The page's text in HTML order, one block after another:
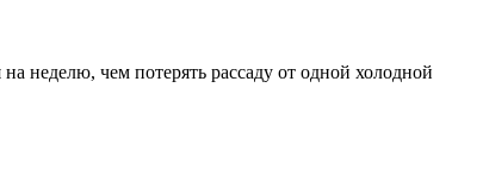
неделю, чем потерять рассаду от одной холодной